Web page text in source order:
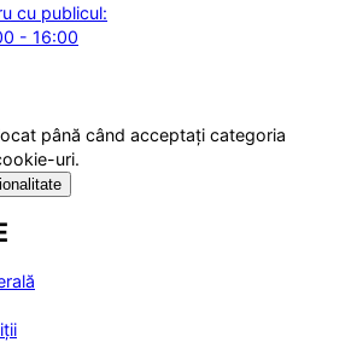
cu publicul:
- 16:00
până când acceptați categoria
uri.